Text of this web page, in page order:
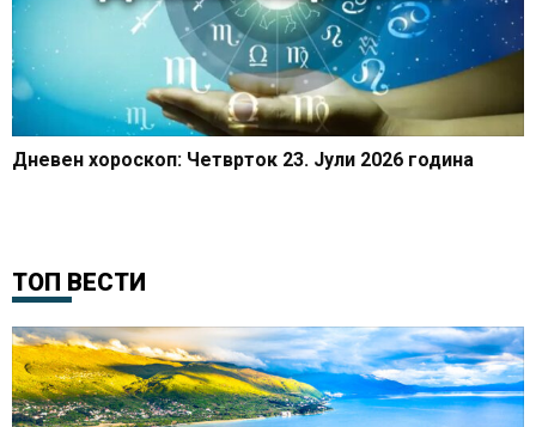
Дневен хороскоп: Четврток 23. Јули 2026 година
ТОП ВЕСТИ